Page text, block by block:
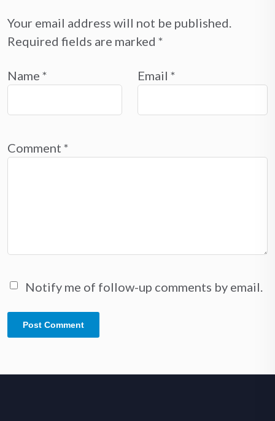
Your email address will not be published.
Required fields are marked *
Name * Email *
Comment *
Notify me of follow-up comments by email.